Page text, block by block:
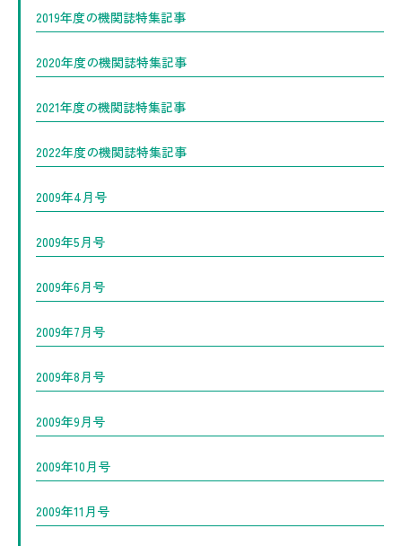
2019年度の機関誌特集記事
2020年度の機関誌特集記事
2021年度の機関誌特集記事
2022年度の機関誌特集記事
2009年4月号
2009年5月号
2009年6月号
2009年7月号
2009年8月号
2009年9月号
2009年10月号
2009年11月号